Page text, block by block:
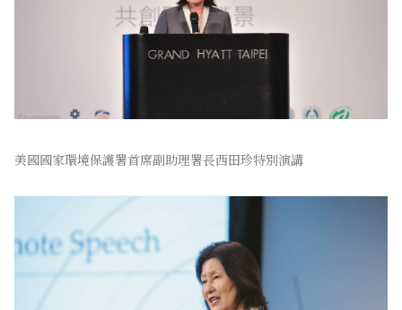
2018 玉山論壇
美國國家環境保護署首席副助理署長西田珍特別演講